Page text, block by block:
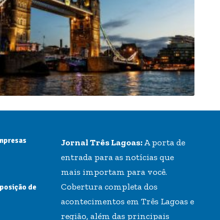
de
Jornal Três Lagoas:A porta de
entrada para as notícias que
mais importam para você.
Cobertura completa dos
acontecimentos em Três Lagoas e
região, além das principais